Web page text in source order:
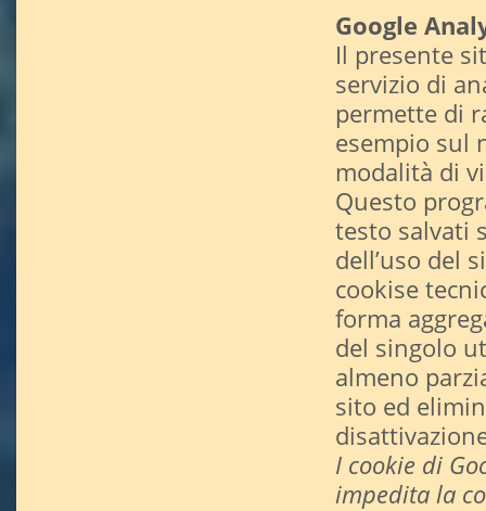
Google
Il presente
servizio di
permette di
esempio sul
modalità di
Questo
testo salvati
dell’uso del
cookise
forma
del singolo
almeno
sito ed
I cookie di
impedita la